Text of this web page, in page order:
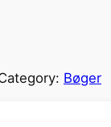
Bøger